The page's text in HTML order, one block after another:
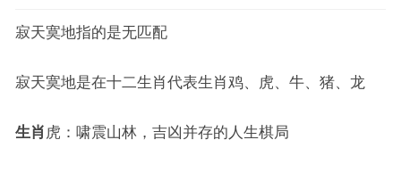
寂天寞地指的是无匹配
寂天寞地是在十二生肖代表生肖鸡、虎、牛、猪、龙
生肖 虎：啸震山林，吉凶并存的人生棋局